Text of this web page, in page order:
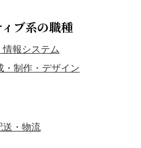
ブ系の職種
報システム
・制作・デザイン
送・物流